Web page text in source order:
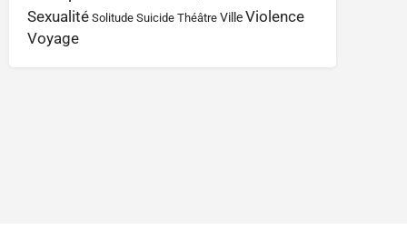
Sexualité Solitude Suicide Théâtre VilleViolence
Voyage